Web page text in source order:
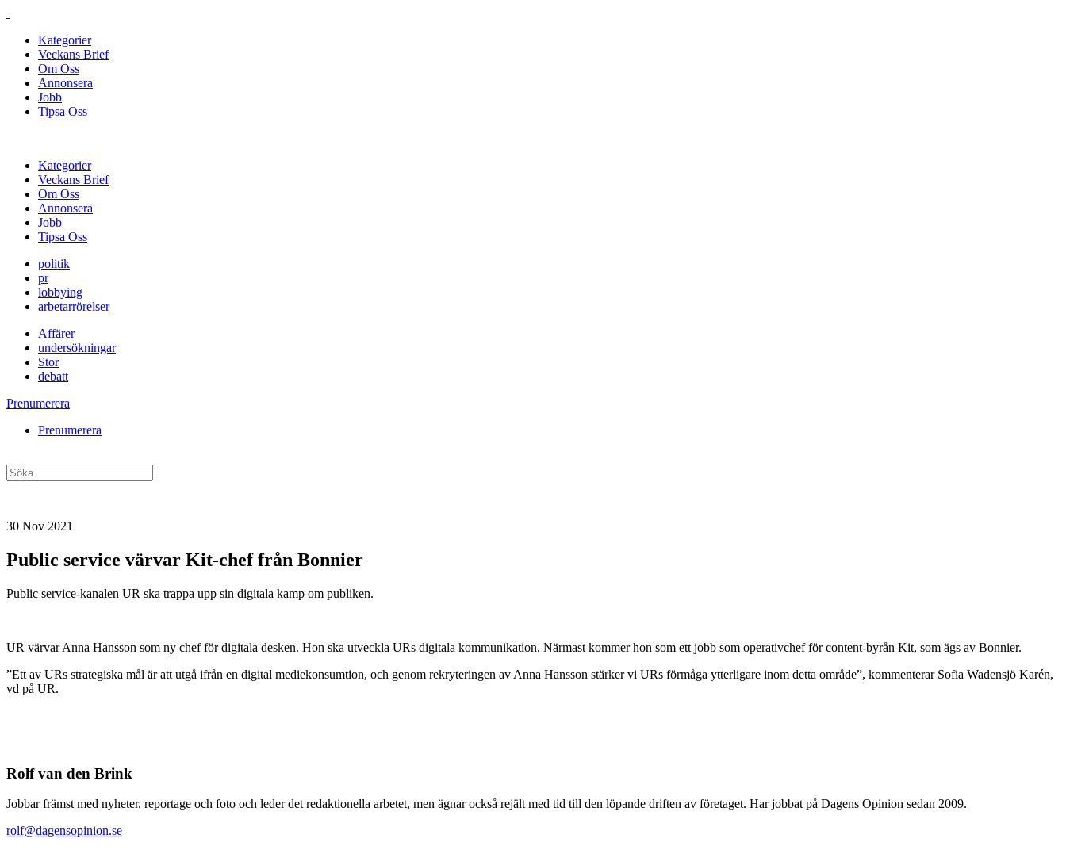
Kategorier
Veckans Brief
Om Oss
Annonsera
Jobb
Tipsa Oss
Kategorier
Veckans Brief
Om Oss
Annonsera
Jobb
Tipsa Oss
politik
pr
lobbying
arbetarrörelser
Affärer
undersökningar
Stor
debatt
Prenumerera
Prenumerera
30 Nov 2021
Public service värvar Kit-chef från Bonnier
Public service-kanalen UR ska trappa upp sin digitala kamp om publiken.
UR värvar Anna Hansson som ny chef för digitala desken. Hon ska utveckla URs digitala kommunikation. Närmast kommer hon som ett jobb som operativchef för content-byrån Kit, som ägs av Bonnier.
”Ett av URs strategiska mål är att utgå ifrån en digital mediekonsumtion, och genom rekryteringen av Anna Hansson stärker vi URs förmåga ytterligare inom detta område”, kommenterar Sofia Wadensjö Karén,
vd på UR.
Rolf van den Brink
Jobbar främst med nyheter, reportage och foto och leder det redaktionella arbetet, men ägnar också rejält med tid till den löpande driften av företaget. Har jobbat på Dagens Opinion sedan 2009.
rolf@dagensopinion.se